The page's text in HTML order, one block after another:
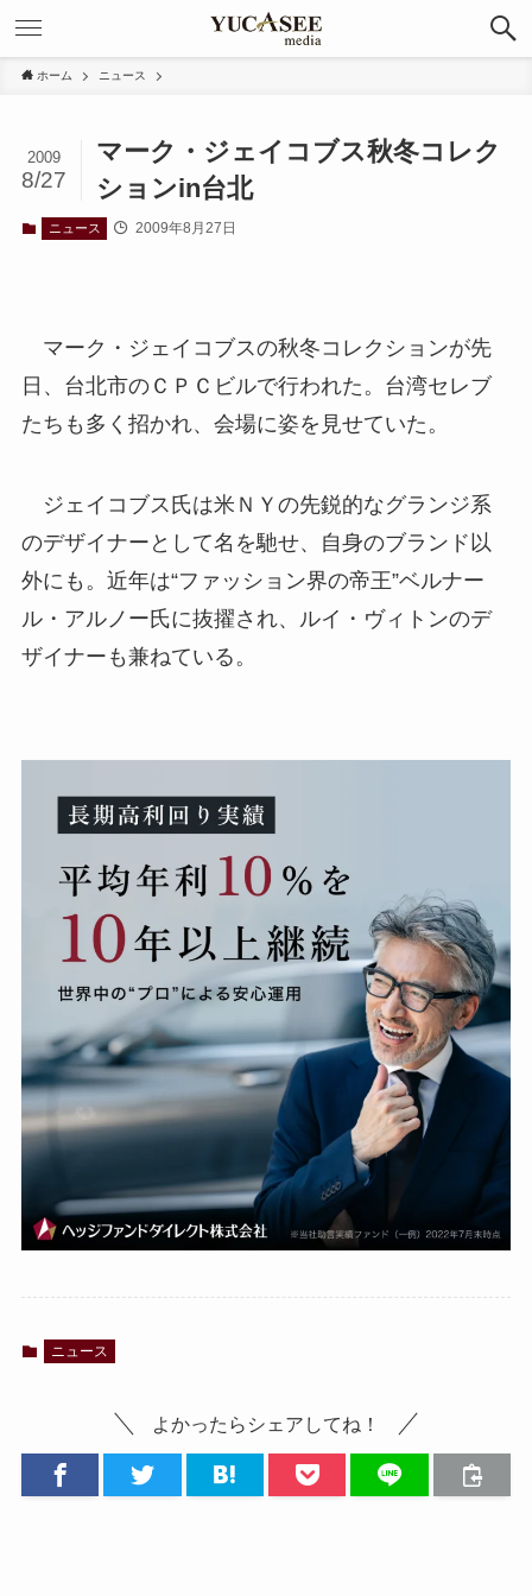
ホーム ニュース
マーク・ジェイコブス秋冬コレク
ションin台北
2009
8/27
ニュース 2009年8月27日
マーク・ジェイコブスの秋冬コレクションが先
日、台北市のＣＰＣビルで行われた。台湾セレブ
たちも多く招かれ、会場に姿を見せていた。
ジェイコブス氏は米ＮＹの先鋭的なグランジ系
のデザイナーとして名を馳せ、自身のブランド以
外にも。近年は“ファッション界の帝王”ベルナー
ル・アルノー氏に抜擢され、ルイ・ヴィトンのデ
ザイナーも兼ねている。
ニュース
よかったらシェアしてね！